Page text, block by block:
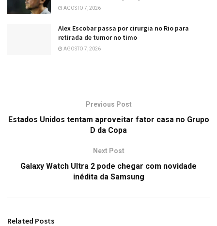
AGOSTO 7, 2026
Alex Escobar passa por cirurgia no Rio para
retirada de tumor no timo
AGOSTO 7, 2026
Previous Post
Estados Unidos tentam aproveitar fator casa no Grupo
D da Copa
Next Post
Galaxy Watch Ultra 2 pode chegar com novidade
inédita da Samsung
Related Posts